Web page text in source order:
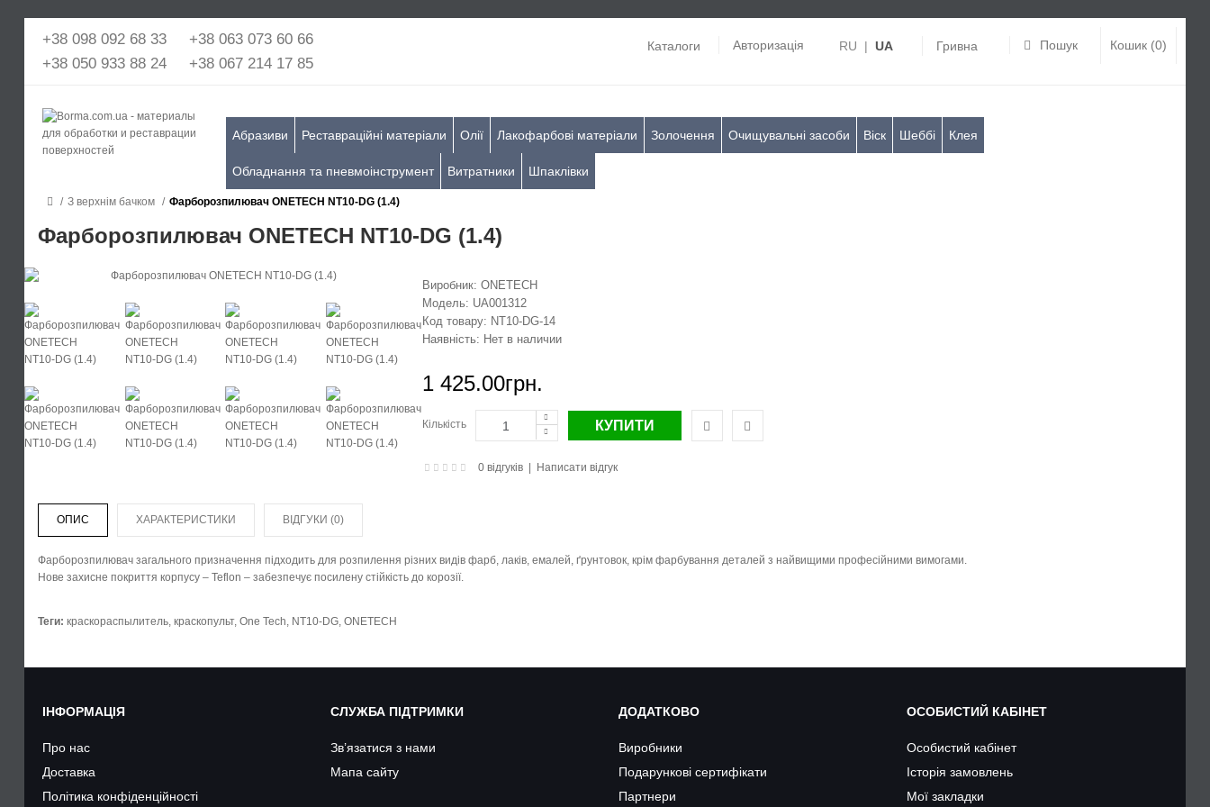
+38 098 092 68 33
+38 063 073 60 66
+38 050 933 88 24
+38 067 214 17 85
Каталоги Авторизація RU | UA Гривна Пошук Кошик (0)
Абразиви Реставраційні матеріали Олії Лакофарбові матеріали Золочення Очищувальні засоби Віск Шеббі Клея
Обладнання та пневмоінструмент Витратники Шпаклівки
З верхнім бачком Фарборозпилювач ONETECH NT10-DG (1.4)
Фарборозпилювач ONETECH NT10-DG (1.4)
Виробник: ONETECH
Модель: UA001312
Код товару: NT10-DG-14
Наявність: Нет в наличии
1 425.00грн.
Кількість
0 відгуків| Написати відгук
ОПИС ХАРАКТЕРИСТИКИ ВІДГУКИ (0)
Фарборозпилювач загального призначення підходить для розпилення різних видів фарб, лаків, емалей, ґрунтовок, крім фарбування деталей з найвищими професійними вимогами.
Нове захисне покриття корпусу – Teflon – забезпечує посилену стійкість до корозії.
Теги: краскораспылитель, краскопульт, One Tech, NT10-DG, ONETECH
ІНФОРМАЦІЯ
Про нас
Доставка
Політика конфіденційності
СЛУЖБА ПІДТРИМКИ
Зв’язатися з нами
Мапа сайту
ДОДАТКОВО
Виробники
Подарункові сертифікати
Партнери
ОСОБИСТИЙ КАБІНЕТ
Особистий кабінет
Історія замовлень
Мої закладки